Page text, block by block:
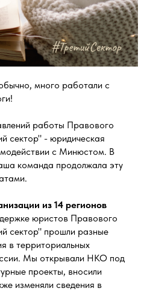
много работали с
работы Правового
сектор" - юридическая
с Минюстом. В
команда продолжала эту
из 14 регионов
юристов Правового
сектор" прошли разные
в территориальных
Мы открывали НКО под
проекты, вносили
изменяли сведения в